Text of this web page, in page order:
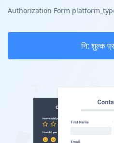
Authorization Form
नि: शुल्क